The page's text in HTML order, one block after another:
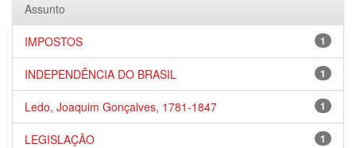
Assunto
1
IMPOSTOS
1
INDEPENDÊNCIA DO BRASIL
1
Ledo, Joaquim Gonçalves, 1781-1847
1
LEGISLAÇÃO